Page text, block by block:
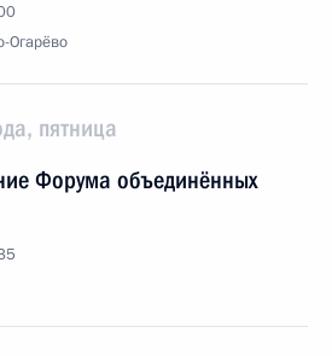
Огарёво
пятница
Форума объединённых